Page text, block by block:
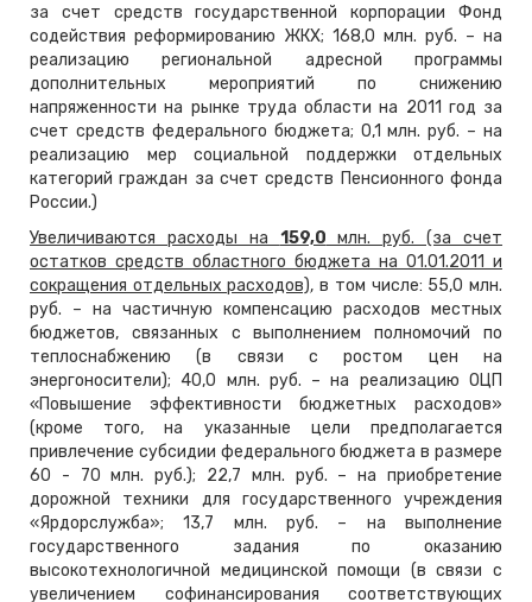
за счет средств государственной корпорации Фонд
содействия реформированию ЖКХ; 168,0 млн. руб. – на
реализацию региональной адресной программы
дополнительных мероприятий по снижению
напряженности на рынке труда области на 2011 год за
счет средств федерального бюджета; 0,1 млн. руб. – на
реализацию мер социальной поддержки отдельных
категорий граждан за счет средств Пенсионного фонда
России.)
Увеличиваются расходы на 159,0 млн. руб. (за счет
остатков средств областного бюджета на 01.01.2011 и
сокращения отдельных расходов), в том числе: 55,0 млн.
руб. – на частичную компенсацию расходов местных
бюджетов, связанных с выполнением полномочий по
теплоснабжению (в связи с ростом цен на
энергоносители); 40,0 млн. руб. – на реализацию ОЦП
«Повышение эффективности бюджетных расходов»
(кроме того, на указанные цели предполагается
привлечение субсидии федерального бюджета в размере
60 - 70 млн. руб.); 22,7 млн. руб. – на приобретение
дорожной техники для государственного учреждения
«Ярдорслужба»; 13,7 млн. руб. – на выполнение
государственного задания по оказанию
высокотехнологичной медицинской помощи (в связи с
увеличением софинансирования соответствующих